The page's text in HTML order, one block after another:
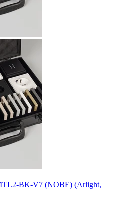
BK-V7 (NOBE) (Arlight,